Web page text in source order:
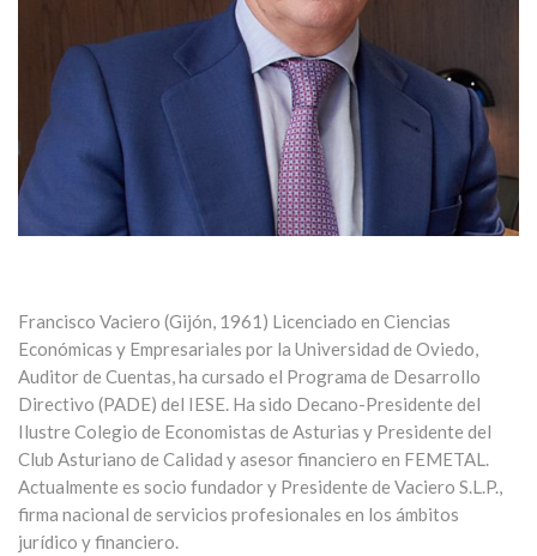
Francisco Vaciero (Gijón, 1961) Licenciado en Ciencias
Económicas y Empresariales por la Universidad de Oviedo,
Auditor de Cuentas, ha cursado el Programa de Desarrollo
Directivo (PADE) del IESE. Ha sido Decano-Presidente del
Ilustre Colegio de Economistas de Asturias y Presidente del
Club Asturiano de Calidad y asesor financiero en FEMETAL.
Actualmente es socio fundador y Presidente de Vaciero S.L.P.,
firma nacional de servicios profesionales en los ámbitos
jurídico y financiero.